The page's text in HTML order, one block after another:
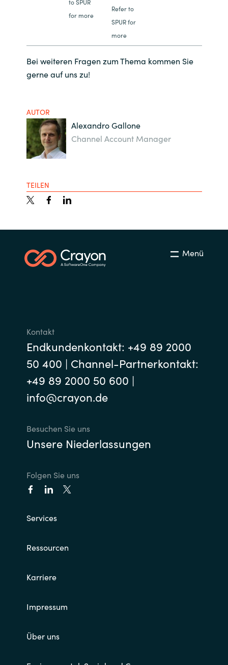
to SPUR
for more
Refer to
SPUR for
more
Bei weiteren Fragen zum Thema kommen Sie
gerne auf uns zu!
AUTOR
Alexandro Gallone
Channel Account Manager
TEILEN
Menü
Kontakt
Endkundenkontakt: +49 89 2000
50 400 | Channel-Partnerkontakt:
+49 89 2000 50 600 |
info@crayon.de
Besuchen Sie uns
Unsere Niederlassungen
Folgen Sie uns
Services
Ressourcen
Karriere
Impressum
Über uns